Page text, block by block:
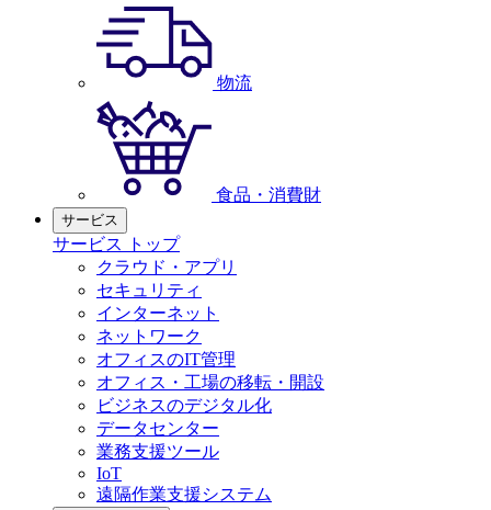
物流
食品・消費財
サービス
サービス トップ
クラウド・アプリ
セキュリティ
インターネット
ネットワーク
オフィスのIT管理
オフィス・工場の移転・開設
ビジネスのデジタル化
データセンター
業務支援ツール
IoT
遠隔作業支援システム